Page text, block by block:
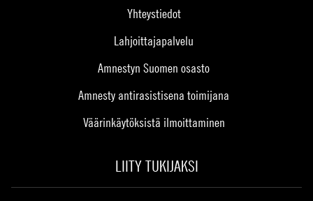
Yhteystiedot
Lahjoittajapalvelu
Amnestyn Suomen osasto
Amnesty antirasistisena toimijana
Väärinkäytöksistä ilmoittaminen
LIITY TUKIJAKSI